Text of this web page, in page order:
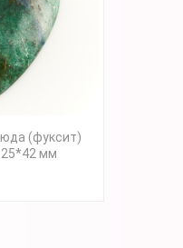
(фуксит)
25*42 мм